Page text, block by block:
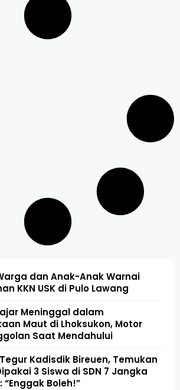
dan Anak-Anak Warnai
KKN USK di Pulo Lawang
Meninggal dalam
Maut di Lhoksukon, Motor
Saat Mendahului
Kadisdik Bireuen, Temukan
3 Siswa di SDN 7 Jangka
“Enggak Boleh!”